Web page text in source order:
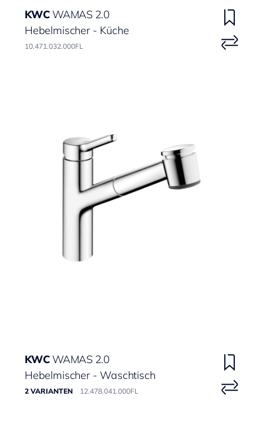
KWCWAMAS 2.0
Hebelmischer - Küche
10.471.032.000FL
KWCWAMAS 2.0
Hebelmischer - Waschtisch
2 VARIANTEN 12.478.041.000FL